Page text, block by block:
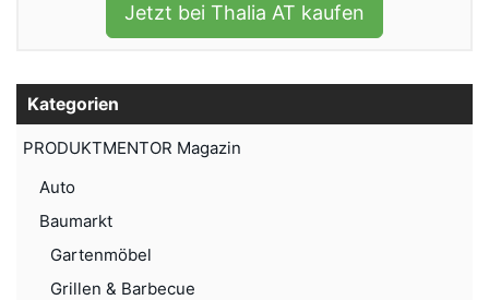
Jetzt bei Thalia AT kaufen
Kategorien
PRODUKTMENTOR Magazin
Auto
Baumarkt
Gartenmöbel
Grillen & Barbecue